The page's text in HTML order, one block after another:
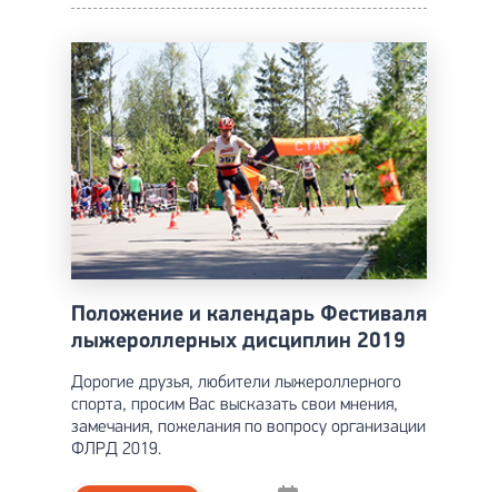
Положение и календарь Фестиваля
лыжероллерных дисциплин 2019
Дорогие друзья, любители лыжероллерного
спорта, просим Вас высказать свои мнения,
замечания, пожелания по вопросу организации
ФЛРД 2019.